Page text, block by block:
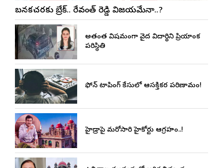
బనకచర్లకు బ్రేక్.. రేవంత్ రెడ్డి విజయమేనా..?
అత్యంత విషమంగా వైద్య విద్యార్థిని ప్రియాంక
పరిస్థితి
ఫోన్ ట్యాపింగ్ కేసులో ఆసక్తికర పరిణామం!
హైడ్రాపై మరోసారి హైకోర్టు ఆగ్రహం..!